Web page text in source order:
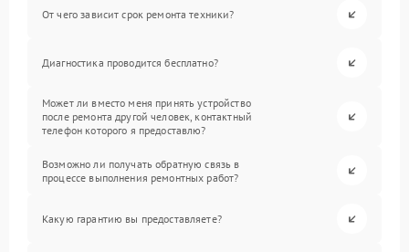
От чего зависит срок ремонта техники?
Диагностика проводится бесплатно?
Может ли вместо меня принять устройство
после ремонта другой человек, контактный
телефон которого я предоставлю?
Возможно ли получать обратную связь в
процессе выполнения ремонтных работ?
Какую гарантию вы предоставляете?